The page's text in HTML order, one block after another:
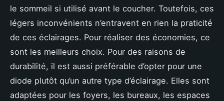
le sommeil si utilisé avant le coucher. Toutefois, ces
légers inconvénients n’entravent en rien la praticité
de ces éclairages. Pour réaliser des économies, ce
sont les meilleurs choix. Pour des raisons de
durabilité, il est aussi préférable d’opter pour une
diode plutôt qu’un autre type d’éclairage. Elles sont
adaptées pour les foyers, les bureaux, les espaces